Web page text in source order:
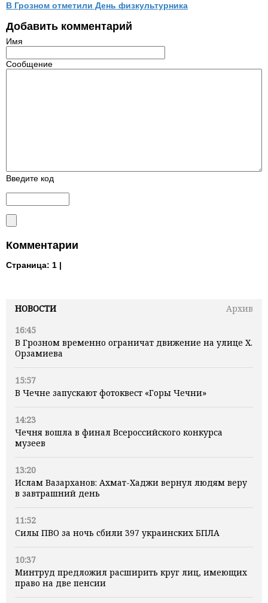
НОВОСТИ
Архив
16:45
В Грозном временно ограничат движение на улице Х.
Орзамиева
15:57
В Чечне запускают фотоквест «Горы Чечни»
14:23
Чечня вошла в финал Всероссийского конкурса
музеев
13:20
Ислам Вазарханов: Ахмат-Хаджи вернул людям веру
в завтрашний день
11:52
Силы ПВО за ночь сбили 397 украинских БПЛА
10:37
Минтруд предложил расширить круг лиц, имеющих
право на две пенсии
В Грозном отметили День физкультурника
Добавить комментарий
Имя
Сообщение
Введите код
Комментарии
Страница: 1 |